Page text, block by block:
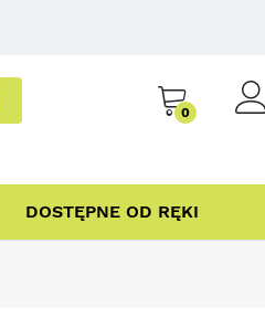
0
DOSTĘPNE OD RĘKI